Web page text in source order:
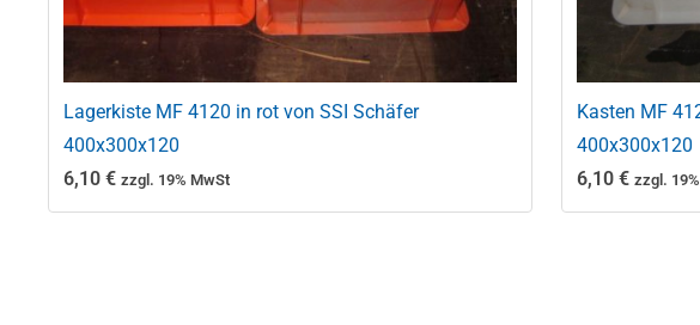
Lagerkiste MF 4120 in rot von SSI Schäfer
400x300x120
6,10 € zzgl. 19% MwSt
Kasten MF
400x300x120
6,10€ zzgl.